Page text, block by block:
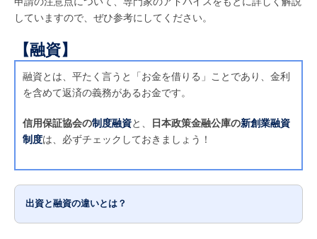
していますので、ぜひ参考にしてください。
【融資】
融資とは、平たく言うと「お金を借りる」ことであり、金利
を含めて返済の義務があるお金です。
信用保証協会の制度融資と、 日本政策金融公庫の新創業融資
制度は、必ずチェックしておきましょう！
出資と融資の違いとは？